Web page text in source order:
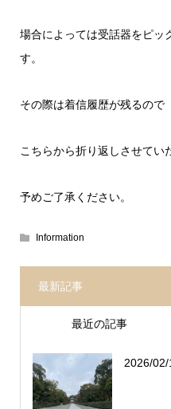
場合によっては受話器をピッ
す。
その際は着信履歴が残るので
こちらから折り返しさせてい
予めご了承ください。
Information
最新記事
最近の記事
2026/